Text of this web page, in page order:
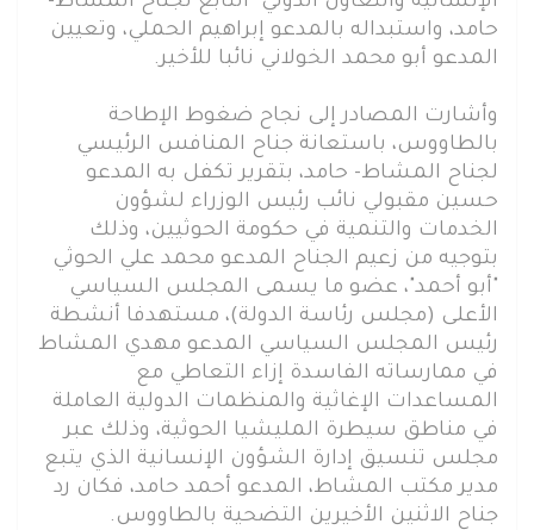
حامد، واستبداله بالمدعو إبراهيم الحملي، وتعيين
المدعو أبو محمد الخولاني نائبا للأخير.
وأشارت المصادر إلى نجاح ضغوط الإطاحة
بالطاووس، باستعانة جناح المنافس الرئيسي
لجناح المشاط- حامد، بتقرير تكفل به المدعو
حسين مقبولي نائب رئيس الوزراء لشؤون
الخدمات والتنمية في حكومة الحوثيين، وذلك
بتوجيه من زعيم الجناح المدعو محمد علي الحوثي
"أبو أحمد"، عضو ما يسمى المجلس السياسي
الأعلى (مجلس رئاسة الدولة)، مستهدفا أنشطة
رئيس المجلس السياسي المدعو مهدي المشاط
في ممارساته الفاسدة إزاء التعاطي مع
المساعدات الإغاثية والمنظمات الدولية العاملة
في مناطق سيطرة المليشيا الحوثية، وذلك عبر
مجلس تنسيق إدارة الشؤون الإنسانية الذي يتبع
مدير مكتب المشاط، المدعو أحمد حامد، فكان رد
جناح الاثنين الأخيرين التضحية بالطاووس.